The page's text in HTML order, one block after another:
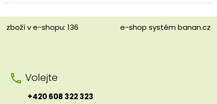
zboží v e-shopu: 136 e-shop systém banan.cz
Volejte
+420 608 322 323